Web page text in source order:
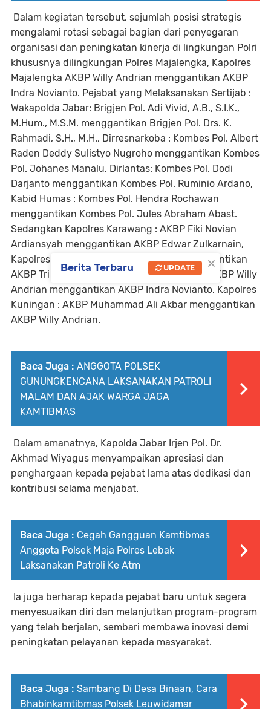
Dalam kegiatan tersebut, sejumlah posisi strategis
mengalami rotasi sebagai bagian dari penyegaran
organisasi dan peningkatan kinerja di lingkungan Polri
khususnya dilingkungan Polres Majalengka, Kapolres
Majalengka AKBP Willy Andrian menggantikan AKBP
Indra Novianto. Pejabat yang Melaksanakan Sertijab :
Wakapolda Jabar: Brigjen Pol. Adi Vivid, A.B., S.I.K.,
M.Hum., M.S.M. menggantikan Brigjen Pol. Drs. K.
Rahmadi, S.H., M.H., Dirresnarkoba : Kombes Pol. Albert
Raden Deddy Sulistyo Nugroho menggantikan Kombes
Pol. Johanes Manalu, Dirlantas: Kombes Pol. Dodi
Darjanto menggantikan Kombes Pol. Ruminio Ardano,
Kabid Humas : Kombes Pol. Hendra Rochawan
menggantikan Kombes Pol. Jules Abraham Abast.
Sedangkan Kapolres Karawang : AKBP Fiki Novian
Ardiansyah menggantikan AKBP Edwar Zulkarnain,
Kapolres Cimahi : AKBP Niko Nurallah menggantikan
AKBP Tri Suhartanto, Kapolres Majalengka : AKBP Willy
Andrian menggantikan AKBP Indra Novianto, Kapolres
Kuningan : AKBP Muhammad Ali Akbar menggantikan
AKBP Willy Andrian.
Baca Juga : ANGGOTA POLSEK
GUNUNGKENCANA LAKSANAKAN PATROLI
MALAM DAN AJAK WARGA JAGA
KAMTIBMAS
Dalam amanatnya, Kapolda Jabar Irjen Pol. Dr.
Akhmad Wiyagus menyampaikan apresiasi dan
penghargaan kepada pejabat lama atas dedikasi dan
kontribusi selama menjabat.
Baca Juga : Cegah Gangguan Kamtibmas
Anggota Polsek Maja Polres Lebak
Laksanakan Patroli Ke Atm
Ia juga berharap kepada pejabat baru untuk segera
menyesuaikan diri dan melanjutkan program-program
yang telah berjalan, sembari membawa inovasi demi
peningkatan pelayanan kepada masyarakat.
Baca Juga : Sambang Di Desa Binaan, Cara
Bhabinkamtibmas Polsek Leuwidamar
×
Berita Terbaru UPDATE